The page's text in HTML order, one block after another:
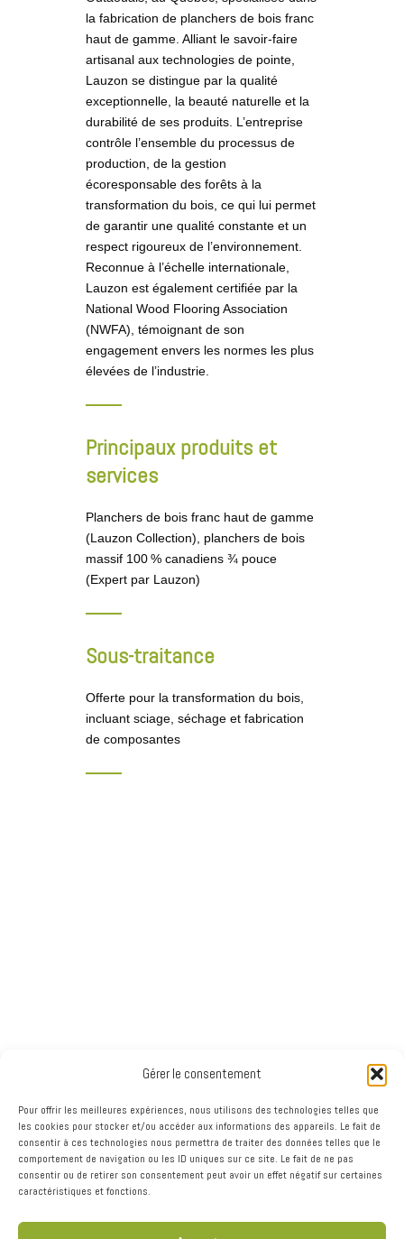
Gérer le consentement
Pour offrir les meilleures expériences, nous utilisons des technologies telles que
les cookies pour stocker et/ou accéder aux informations des appareils. Le fait de
consentir à ces technologies nous permettra de traiter des données telles que le
comportement de navigation ou les ID uniques sur ce site. Le fait de ne pas
consentir ou de retirer son consentement peut avoir un effet négatif sur certaines
caractéristiques et fonctions.
la fabrication de planchers de bois franc
haut de gamme. Alliant le savoir-faire
artisanal aux technologies de pointe,
Lauzon se distingue par la qualité
exceptionnelle, la beauté naturelle et la
durabilité de ses produits. L’entreprise
contrôle l’ensemble du processus de
production, de la gestion
écoresponsable des forêts à la
transformation du bois, ce qui lui permet
de garantir une qualité constante et un
respect rigoureux de l’environnement.
Reconnue à l’échelle internationale,
Lauzon est également certifiée par la
National Wood Flooring Association
(NWFA), témoignant de son
engagement envers les normes les plus
élevées de l’industrie.
Principaux produits et
services
Planchers de bois franc haut de gamme
(Lauzon Collection), planchers de bois
massif 100 % canadiens ¾ pouce
(Expert par Lauzon)
Sous-traitance
Offerte pour la transformation du bois,
incluant sciage, séchage et fabrication
de composantes
Joignez le réseau innovant de la
filière bois du Québec
Devenez membre et joignez les manufacturiers de matériaux
et de produits en bois destinés à la construction